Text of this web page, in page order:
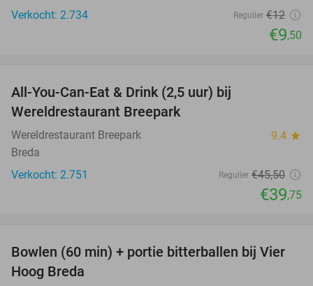
Verkocht: 2.734
Regulier €12
€9,50
All-You-Can-Eat & Drink (2,5 uur) bij
Wereldrestaurant Breepark
Wereldrestaurant Breepark 9.4 star
Breda
Verkocht: 2.751
Regulier €45,50
€39,75
37%
Bowlen (60 min) + portie bitterballen bij Vier
Hoog Breda